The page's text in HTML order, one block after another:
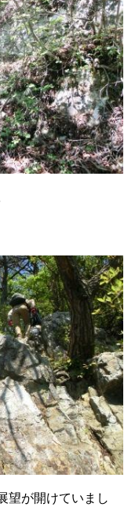
望が開けていまし